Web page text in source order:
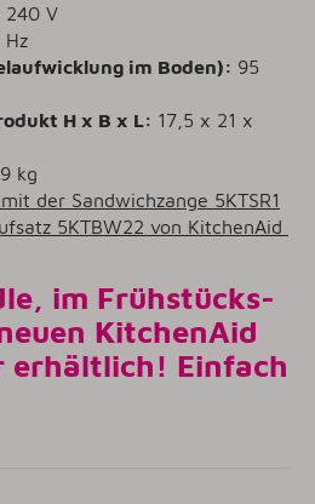
240 V
im Boden): 95
H x B x L: 17,5 x 21 x
kg
der Sandwichzange 5KTSR1
5KTBW22 von KitchenAid
im Frühstücks-
KitchenAid
erhältlich! Einfach